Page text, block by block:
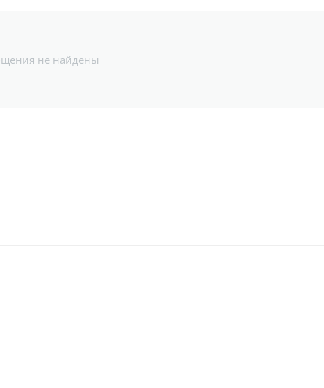
и редактировать документы, как на ноутбуке.
Neural Engine
не найдены